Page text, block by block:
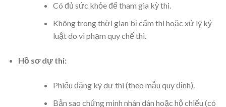
Có đủ sức khỏe để tham gia kỳ thi.
Không trong thời gian bị cấm thi hoặc xử lý kỷ
luật do vi phạm quy chế thi.
Hồ sơ dự thi:
Phiếu đăng ký dự thi (theo mẫu quy định).
Bản sao chứng minh nhân dân hoặc hộ chiếu (có